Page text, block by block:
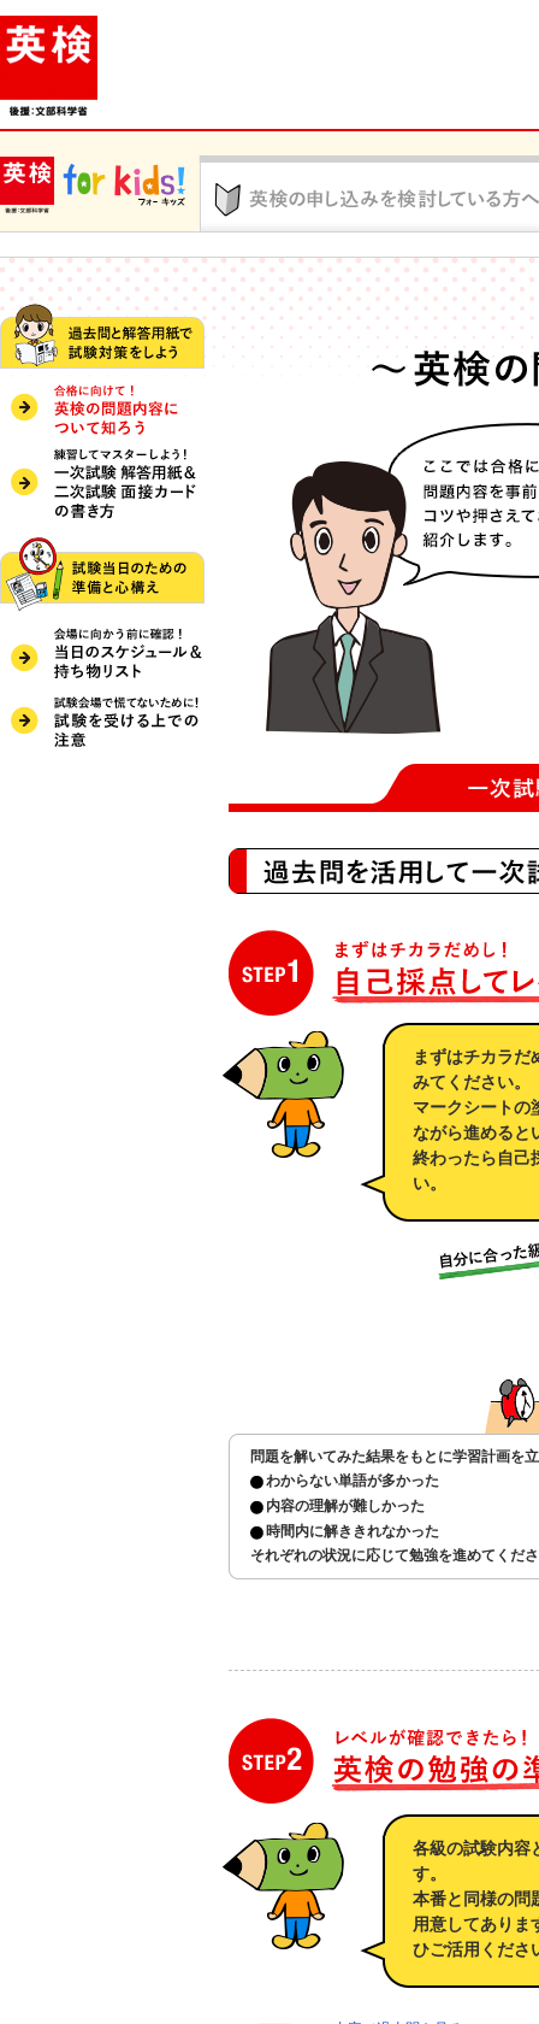
まずはチカラ
みてください。
マークシートの
ながら進めると
終わったら自己
い。
問題を解いてみた結果をもとに学習計画を
わからない単語が多かった
内容の理解が難しかった
時間内に解ききれなかった
それぞれの状況に応じて勉強を進めてくだ
各級の試験内容
す。
本番と同様の問
用意してありま
ひご活用くださ